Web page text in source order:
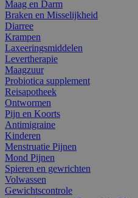
Maag en Darm
Braken en Misselijkheid
Diarree
Krampen
Laxeeringsmiddelen
Levertherapie
Maagzuur
Probiotica supplement
Reisapotheek
Ontwormen
Pijn en Koorts
Antimigraine
Kinderen
Menstruatie Pijnen
Mond Pijnen
Spieren en gewrichten
Volwassen
Gewichtscontrole